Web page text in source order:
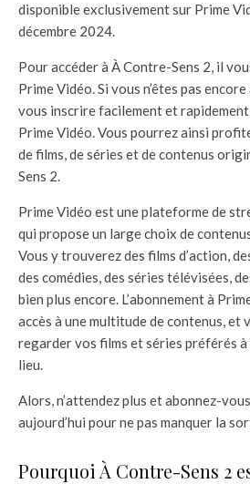
disponible exclusivement sur Prime
décembre 2024.
Pour accéder à À Contre-Sens 2, il
Prime Vidéo. Si vous n’êtes pas
vous inscrire facilement et
Prime Vidéo. Vous pourrez ainsi
de films, de séries et de contenus
Sens 2.
Prime Vidéo est une plateforme de
qui propose un large choix de
Vous y trouverez des films d’action,
des comédies, des séries télévisées,
bien plus encore. L’abonnement à
accès à une multitude de contenus, et
regarder vos films et séries préférés
lieu.
Alors, n’attendez plus et abonnez-
aujourd’hui pour ne pas manquer la
Pourquoi À Contre-Sens 2